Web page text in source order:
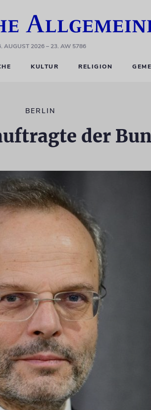
AUGUST 2026– 23. AW 5786
KULTUR RELIGION
BERLIN
der